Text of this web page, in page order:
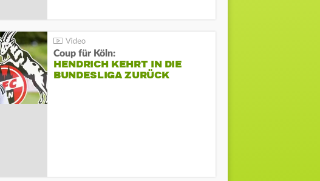
Coup für Köln:
HENDRICH KEHRT IN DIE
BUNDESLIGA ZURÜCK